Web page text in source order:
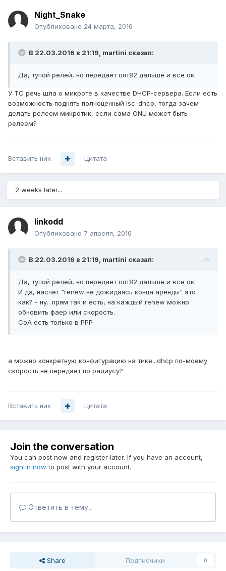
Night_Snake
Опубликовано 24 марта, 2016
В 22.03.2016 в 21:19, martini сказал:
Да, тупой релей, но передает опт82 дальше и все ок.
У ТС речь шла о микроте в качестве DHCP-сервера. Если есть
возможность поднять полноценный isc-dhcp, тогда зачем
делать релеем микротик, если сама ONU может быть
релеем?
Вставить ник Цитата
2 weeks later...
linkodd
Опубликовано 7 апреля, 2016
В 22.03.2016 в 21:19, martini сказал:
Да, тупой релей, но передает опт82 дальше и все ок.
И да, насчет "renew не дожидаясь конца аренды" это
как? - ну.. прям так и есть, на каждый renew можно
обновить фаер или скорость.
CoA есть только в РРР
а можно конкретную конфигурацию на тике...dhcp по-моему
скорость не передает по радиусу?
Вставить ник Цитата
Join the conversation
You can post now and register later. If you have an account,
sign in now to post with your account.
Ответить в тему...
Share Подписчики 0